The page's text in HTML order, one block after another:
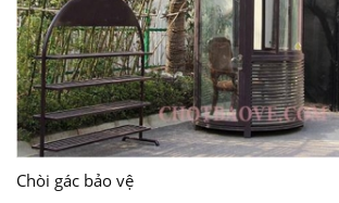
Chòi gác bảo vệ